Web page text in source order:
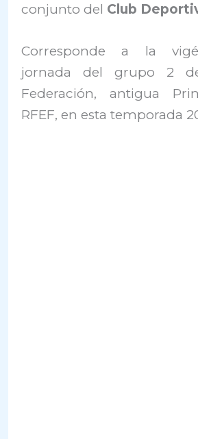
conjunto del Club
Corresponde a la
jornada del grupo 2
Federación, antigua
RFEF, en esta temporada